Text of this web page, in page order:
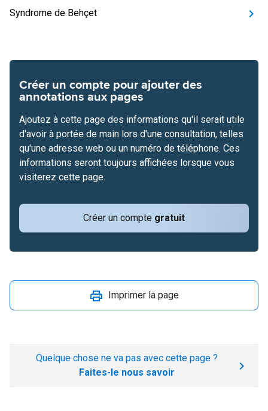
Syndrome de Behçet
Créer un compte pour ajouter des
annotations aux pages
Créer un compte gratuit
Ajoutez à cette page des informations qu'il serait utile
d'avoir à portée de main lors d'une consultation, telles
qu'une adresse web ou un numéro de téléphone. Ces
informations seront toujours affichées lorsque vous
visiterez cette page.
Imprimer la page
Quelque chose ne va pas avec cette page ?
Faites-le nous savoir